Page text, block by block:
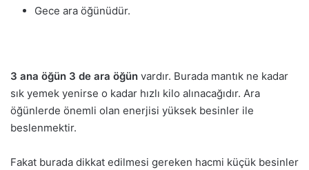
Gece ara öğünüdür.
3 ana öğün 3 de ara öğün vardır. Burada mantık ne kadar
sık yemek yenirse o kadar hızlı kilo alınacağıdır. Ara
öğünlerde önemli olan enerjisi yüksek besinler ile
beslenmektir.
Fakat burada dikkat edilmesi gereken hacmi küçük besinler